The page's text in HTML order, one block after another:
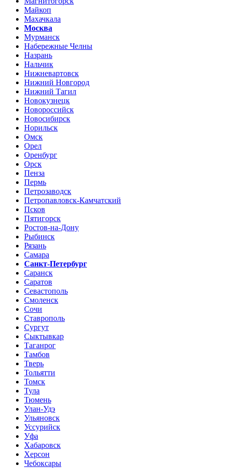
Майкоп
Махачкала
Москва
Мурманск
Набережные Челны
Назрань
Нальчик
Нижневартовск
Нижний Новгород
Нижний Тагил
Новокузнецк
Новороссийск
Новосибирск
Норильск
Омск
Орел
Оренбург
Орск
Пенза
Пермь
Петрозаводск
Петропавловск-Камчатский
Псков
Пятигорск
Ростов-на-Дону
Рыбинск
Рязань
Самара
Санкт-Петербург
Саранск
Саратов
Севастополь
Смоленск
Сочи
Ставрополь
Сургут
Сыктывкар
Таганрог
Тамбов
Тверь
Тольятти
Томск
Тула
Тюмень
Улан-Удэ
Ульяновск
Уссурийск
Уфа
Хабаровск
Херсон
Чебоксары